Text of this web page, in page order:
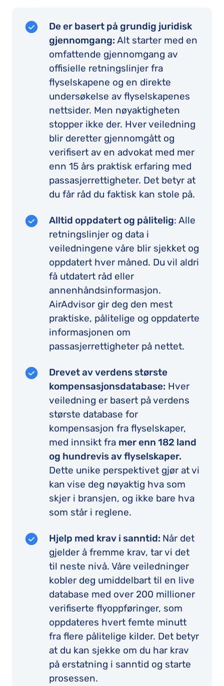
De er basert på grundig juridisk
gjennomgang: Alt starter med en
omfattende gjennomgang av
offisielle retningslinjer fra
flyselskapene og en direkte
undersøkelse av flyselskapenes
nettsider. Men nøyaktigheten
stopper ikke der. Hver veiledning
blir deretter gjennomgått og
verifisert av en advokat med mer
enn 15 års praktisk erfaring med
passasjerrettigheter. Det betyr at
du får råd du faktisk kan stole på.
Alltid oppdatert og pålitelig: Alle
retningslinjer og data i
veiledningene våre blir sjekket og
oppdatert hver måned. Du vil aldri
få utdatert råd eller
annenhåndsinformasjon.
AirAdvisor gir deg den mest
praktiske, pålitelige og oppdaterte
informasjonen om
passasjerrettigheter på nettet.
Drevet av verdens største
kompensasjonsdatabase: Hver
veiledning er basert på verdens
største database for
kompensasjon fra flyselskaper,
med innsikt fra mer enn 182 land
og hundrevis av flyselskaper.
Dette unike perspektivet gjør at vi
kan vise deg nøyaktig hva som
skjer i bransjen, og ikke bare hva
som står i reglene.
Hjelp med krav i sanntid: Når det
gjelder å fremme krav, tar vi det
til neste nivå. Våre veiledninger
kobler deg umiddelbart til en live
database med over 200 millioner
verifiserte flyoppføringer, som
oppdateres hvert femte minutt
fra flere pålitelige kilder. Det betyr
at du kan sjekke om du har krav
på erstatning i sanntid og starte
prosessen.